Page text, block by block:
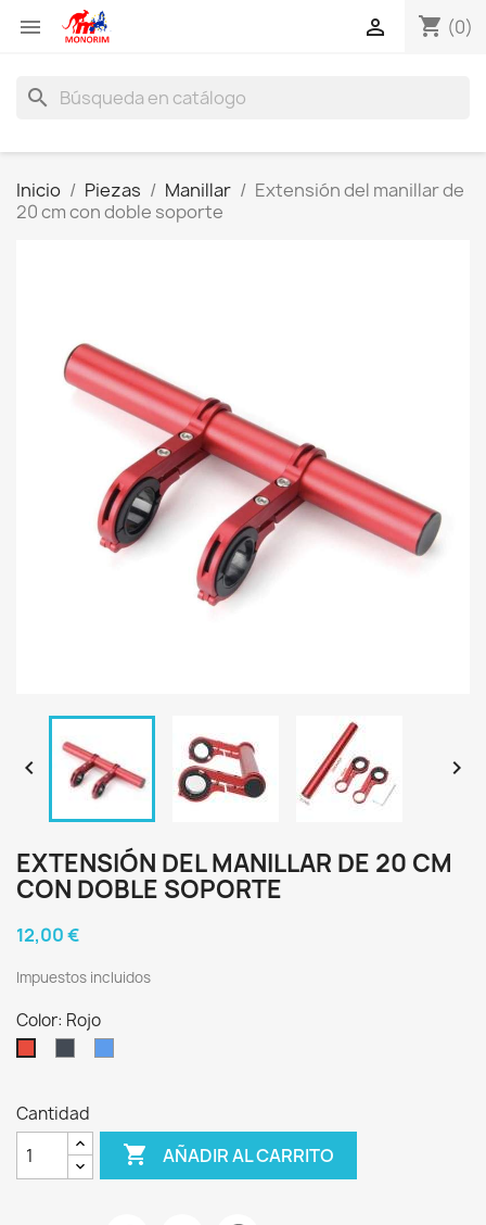
 shopping_cart (0)

search
Inicio Piezas Manillar
Extensión del manillar de
20 cm con doble soporte
 
EXTENSIÓN DEL MANILLAR DE 20 CM
CON DOBLE SOPORTE
12,00 €
Impuestos incluidos
Color: Rojo
Cantidad
 AÑADIR AL CARRITO